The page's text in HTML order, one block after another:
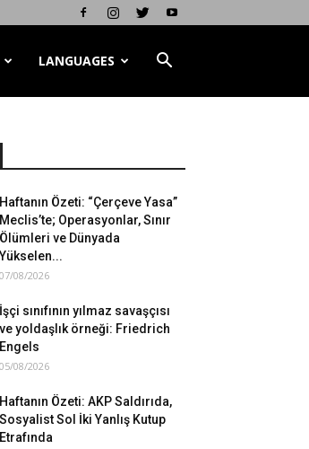
LANGUAGES
Haftanın Özeti: “Çerçeve Yasa”
Meclis’te; Operasyonlar, Sınır
Ölümleri ve Dünyada
Yükselen...
07/08/2026
İşçi sınıfının yılmaz savaşçısı
ve yoldaşlık örneği: Friedrich
Engels
05/08/2026
Haftanın Özeti: AKP Saldırıda,
Sosyalist Sol İki Yanlış Kutup
Etrafında